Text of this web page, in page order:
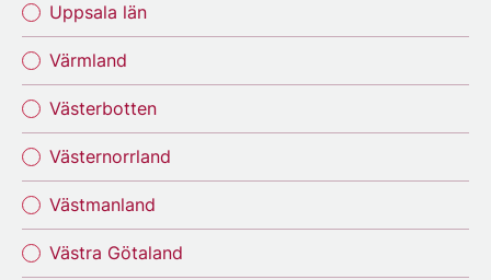
Uppsala län
Värmland
Västerbotten
Västernorrland
Västmanland
Västra Götaland